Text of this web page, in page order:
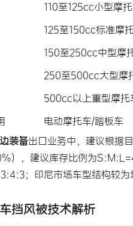
110至125cc小型摩
125至150cc标准摩
150至250cc中型摩
250至500cc大型摩
500cc以上重型摩托
电动摩托车/踏板车
装备出口业务中，建议根据
），建议库存比例为
；印尼市场车型结构较为
挡风被技术解析